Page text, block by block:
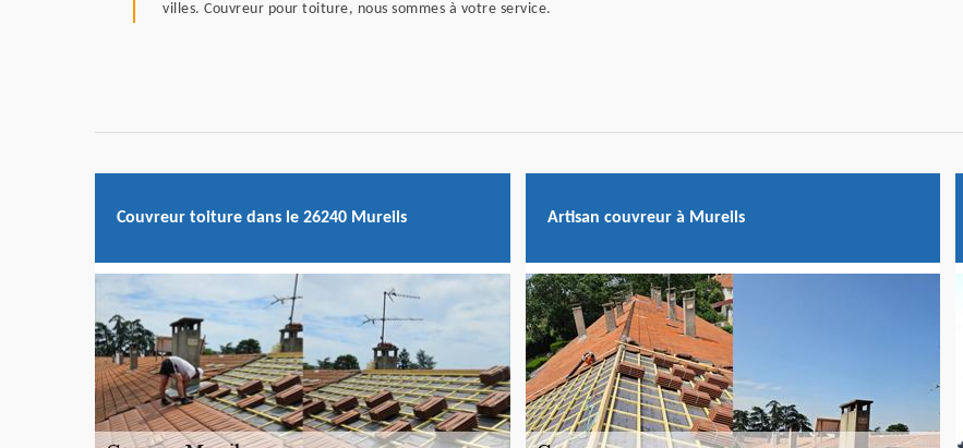
villes. Couvreur pour toiture, nous sommes à votre service.
Couvreur toiture dans le 26240 Mureils Artisan couvreur à Mureils